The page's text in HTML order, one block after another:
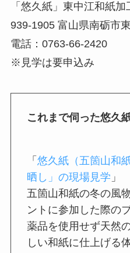
「悠久紙」東中江和紙
939-1905 富山県南砺市
電話：0763-66-2420
※見学は要申込み
これまで伺った悠久
「 悠久紙（五箇山和
晒し」の現場見学 」
五箇山和紙の冬の風
ントに参加した際の
薬品を使用せず天然
しい和紙に仕上げる